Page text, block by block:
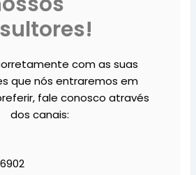
com as suas
que nós entraremos em
fale conosco através
dos canais: